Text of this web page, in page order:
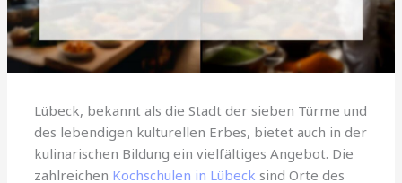
Lübeck, bekannt als die Stadt der sieben Türme und
des lebendigen kulturellen Erbes, bietet auch in der
kulinarischen Bildung ein vielfältiges Angebot. Die
zahlreichen Kochschulen in Lübeck sind Orte des